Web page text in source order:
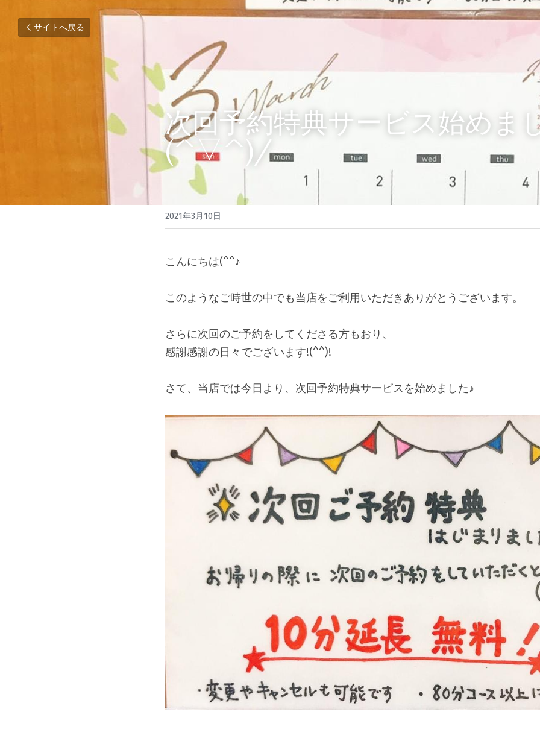
サイトへ戻る
次回予約特典サービス始めま
(^▽^)/
2021年3月10日
こんにちは(^^♪
このようなご時世の中でも当店をご利用いただきありがとうございます。
さらに次回のご予約をしてくださる方もおり、
感謝感謝の日々でございます!(^^)!
さて、当店では今日より、次回予約特典サービスを始めました♪